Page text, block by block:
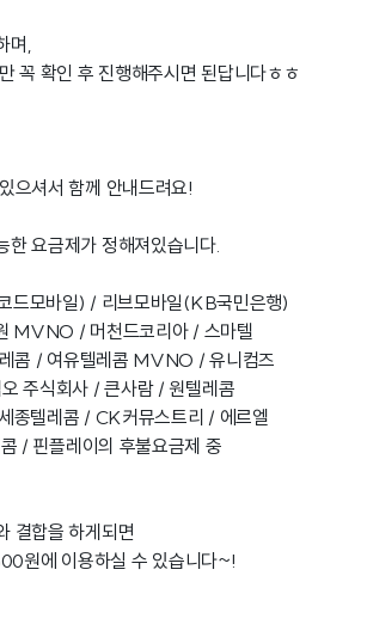
며,
꼭 확인 후 진행해주시면 된답니다ㅎㅎ
으셔서 함께 안내드려요!
한 요금제가 정해져있습니다.
모바일) / 리브모바일(KB국민은행)
MVNO / 머천드코리아 / 스마텔
콤 / 여유텔레콤 MVNO / 유니컴즈
주식회사 / 큰사람 / 원텔레콤
종텔레콤 / CK커뮤스트리 / 에르엘
/ 핀플레이의 후불요금제 중
결합을 하게되면
원에 이용하실 수 있습니다~!